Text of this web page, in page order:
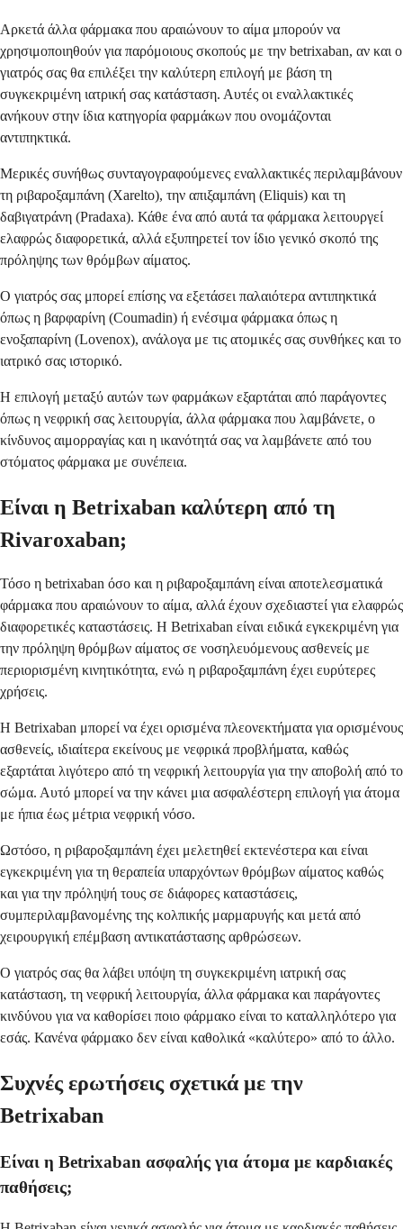
Αρκετά άλλα φάρμακα που αραιώνουν το αίμα μπορούν να
χρησιμοποιηθούν για παρόμοιους σκοπούς με την betrixaban, αν και ο
γιατρός σας θα επιλέξει την καλύτερη επιλογή με βάση τη
συγκεκριμένη ιατρική σας κατάσταση. Αυτές οι εναλλακτικές
ανήκουν στην ίδια κατηγορία φαρμάκων που ονομάζονται
αντιπηκτικά.
Μερικές συνήθως συνταγογραφούμενες εναλλακτικές περιλαμβάνουν
τη ριβαροξαμπάνη (Xarelto), την απιξαμπάνη (Eliquis) και τη
δαβιγατράνη (Pradaxa). Κάθε ένα από αυτά τα φάρμακα λειτουργεί
ελαφρώς διαφορετικά, αλλά εξυπηρετεί τον ίδιο γενικό σκοπό της
πρόληψης των θρόμβων αίματος.
Ο γιατρός σας μπορεί επίσης να εξετάσει παλαιότερα αντιπηκτικά
όπως η βαρφαρίνη (Coumadin) ή ενέσιμα φάρμακα όπως η
ενοξαπαρίνη (Lovenox), ανάλογα με τις ατομικές σας συνθήκες και το
ιατρικό σας ιστορικό.
Η επιλογή μεταξύ αυτών των φαρμάκων εξαρτάται από παράγοντες
όπως η νεφρική σας λειτουργία, άλλα φάρμακα που λαμβάνετε, ο
κίνδυνος αιμορραγίας και η ικανότητά σας να λαμβάνετε από του
στόματος φάρμακα με συνέπεια.
Είναι η Betrixaban καλύτερη από τη
Rivaroxaban;
Τόσο η betrixaban όσο και η ριβαροξαμπάνη είναι αποτελεσματικά
φάρμακα που αραιώνουν το αίμα, αλλά έχουν σχεδιαστεί για ελαφρώς
διαφορετικές καταστάσεις. Η Betrixaban είναι ειδικά εγκεκριμένη για
την πρόληψη θρόμβων αίματος σε νοσηλευόμενους ασθενείς με
περιορισμένη κινητικότητα, ενώ η ριβαροξαμπάνη έχει ευρύτερες
χρήσεις.
Η Betrixaban μπορεί να έχει ορισμένα πλεονεκτήματα για ορισμένους
ασθενείς, ιδιαίτερα εκείνους με νεφρικά προβλήματα, καθώς
εξαρτάται λιγότερο από τη νεφρική λειτουργία για την αποβολή από το
σώμα. Αυτό μπορεί να την κάνει μια ασφαλέστερη επιλογή για άτομα
με ήπια έως μέτρια νεφρική νόσο.
Ωστόσο, η ριβαροξαμπάνη έχει μελετηθεί εκτενέστερα και είναι
εγκεκριμένη για τη θεραπεία υπαρχόντων θρόμβων αίματος καθώς
και για την πρόληψή τους σε διάφορες καταστάσεις,
συμπεριλαμβανομένης της κολπικής μαρμαρυγής και μετά από
χειρουργική επέμβαση αντικατάστασης αρθρώσεων.
Ο γιατρός σας θα λάβει υπόψη τη συγκεκριμένη ιατρική σας
κατάσταση, τη νεφρική λειτουργία, άλλα φάρμακα και παράγοντες
κινδύνου για να καθορίσει ποιο φάρμακο είναι το καταλληλότερο για
εσάς. Κανένα φάρμακο δεν είναι καθολικά «καλύτερο» από το άλλο.
Συχνές ερωτήσεις σχετικά με την
Betrixaban
Είναι η Betrixaban ασφαλής για άτομα με καρδιακές
παθήσεις;